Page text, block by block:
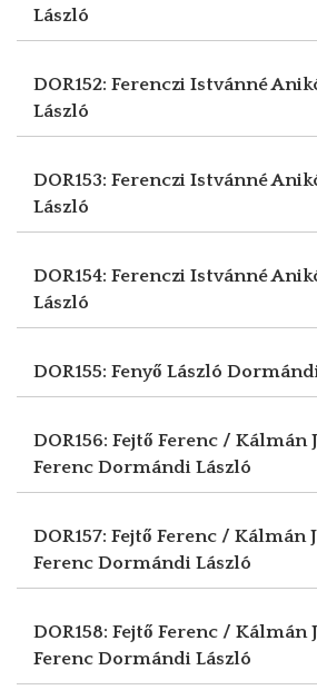
László
DOR152: Ferenczi Istvánné
László
DOR153: Ferenczi Istvánné
László
DOR154: Ferenczi Istvánné
László
DOR155: Fenyő László
DOR156: Fejtő Ferenc / Kálmán
Ferenc Dormándi László
DOR157: Fejtő Ferenc / Kálmán
Ferenc Dormándi László
DOR158: Fejtő Ferenc / Kálmán
Ferenc Dormándi László